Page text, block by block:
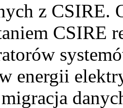
z CSIRE.
CSIRE
energii